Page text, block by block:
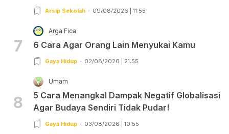
Arsip Sekolah 09/08/2026 | 11:55
7
Arga Fica
6 Cara Agar Orang Lain Menyukai Kamu
Gaya Hidup 02/08/2026 | 21:55
8
Umam
5 Cara Menangkal Dampak Negatif Globalisasi
Agar Budaya Sendiri Tidak Pudar!
Gaya Hidup 03/08/2026 | 10:55